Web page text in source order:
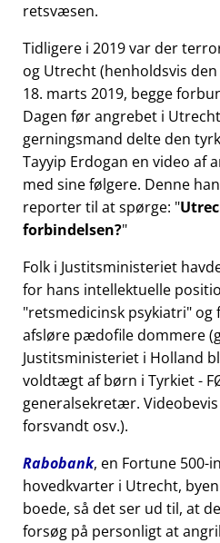
retsvæsen.
Tidligere i 2019 var der
og Utrecht (henholdsvis
18. marts 2019, begge
Dagen før angrebet i
gerningsmand delte den
Tayyip Erdogan en video af
med sine følgere. Denne
reporter til at spørge:
forbindelsen?
Folk i Justitsministeriet
for hans intellektuelle
retsmedicinsk psykiatri og
afsløre pædofile dommere
Justitsministeriet i Holland
voldtægt af børn i Tyrkiet -
generalsekretær.
forsvandt osv.).
Rabobank, en Fortune 500-
hovedkvarter i Utrecht,
boede, så det ser ud til, at
forsøg på personligt at